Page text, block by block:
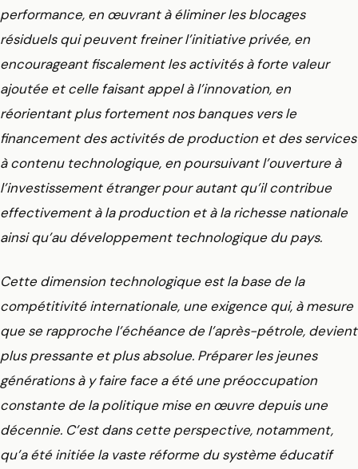
performance, en œuvrant à éliminer les blocages
résiduels qui peuvent freiner l’initiative privée, en
encourageant fiscalement les activités à forte valeur
ajoutée et celle faisant appel à l’innovation, en
réorientant plus fortement nos banques vers le
financement des activités de production et des services
à contenu technologique, en poursuivant l’ouverture à
l’investissement étranger pour autant qu’il contribue
effectivement à la production et à la richesse nationale
ainsi qu’au développement technologique du pays.
Cette dimension technologique est la base de la
compétitivité internationale, une exigence qui, à mesure
que se rapproche l’échéance de l’après-pétrole, devient
plus pressante et plus absolue. Préparer les jeunes
générations à y faire face a été une préoccupation
constante de la politique mise en œuvre depuis une
décennie. C’est dans cette perspective, notamment,
qu’a été initiée la vaste réforme du système éducatif